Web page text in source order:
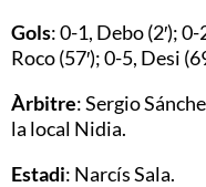
Gols: 0-1, Debo (2′);
Roco (57′); 0-5, Desi
Àrbitre: Sergio
la local Nidia.
Estadi: Narcís Sala.